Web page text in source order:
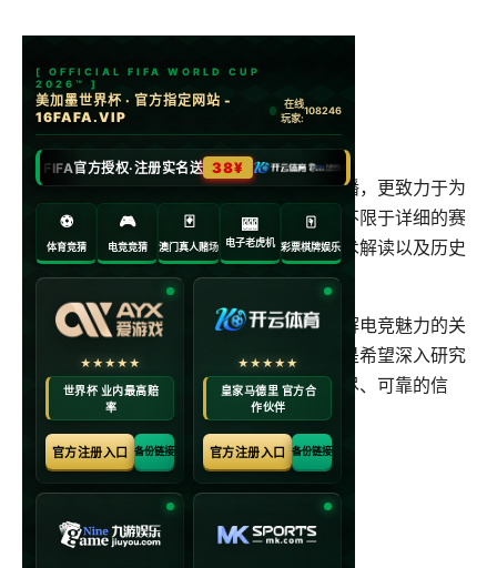
竞技宝信息高阶支持
竞技宝不仅仅是提供基础的赛事比分和直播，更致力于为
用户提供高阶的电竞信息支持。这包括但不限于详细的赛
事统计数据、选手个人表现分析、战队战术解读以及历史
交锋记录等。
我们相信，深入的数据和专业的分析是理解电竞魅力的关
键。无论您是寻求更专业的观赛体验，还是希望深入研究
某支队伍或选手，竞技宝都能为您提供详尽、可靠的信
息，助您做出更明智的判断。